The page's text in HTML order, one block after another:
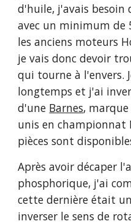
d'huile, j'avais besoin
avec un minimum de
les anciens moteurs
je vais donc devoir
qui tourne à l'envers.
longtemps et j'ai
d'une Barnes,
unis en championnat
pièces sont
Après avoir décaper
phosphorique, j'ai
cette dernière était
inverser le sens de